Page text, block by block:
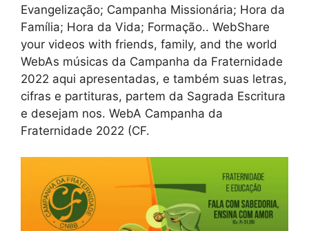
Evangelização; Campanha Missionária; Hora da
Família; Hora da Vida; Formação.. WebShare
your videos with friends, family, and the world
WebAs músicas da Campanha da Fraternidade
2022 aqui apresentadas, e também suas letras,
cifras e partituras, partem da Sagrada Escritura
e desejam nos. WebA Campanha da
Fraternidade 2022 (CF.